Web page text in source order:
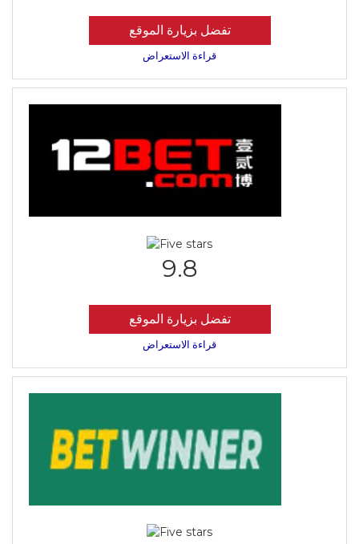
تفضل بزيارة الموقع
قراءة الاستعراض
9.8
تفضل بزيارة الموقع
قراءة الاستعراض